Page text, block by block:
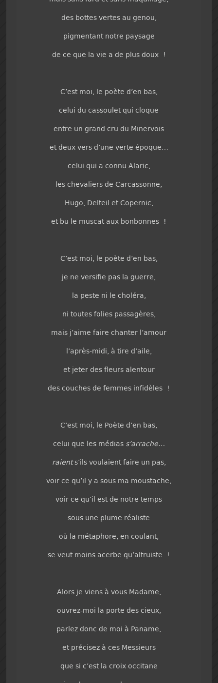
des bottes vertes au genou,
pigmentant notre paysage
de ce que la vie a de plus doux !
C’est moi, le poète d’en bas,
celui du cassoulet qui cloque
entre un grand cru du Minervois
et deux vers d’une verte époque…
celui qui a connu Alaric,
les chevaliers de Carcassonne,
Hugo, Delteil et Copernic,
et bu le muscat aux bonbonnes !
C’est moi, le poète d’en bas,
je ne versifie pas la guerre,
la peste ni le choléra,
ni toutes folies passagères,
mais j’aime faire chanter l’amour
l’après-midi, à tire d’aile,
et jeter des fleurs alentour
des couches de femmes infidèles !
C’est moi, le Poète d’en bas,
celui que les médias s’arrache…
raients’ils voulaient faire un pas,
voir ce qu’il y a sous ma moustache,
voir ce qu’il est de notre temps
sous une plume réaliste
où la métaphore, en coulant,
se veut moins acerbe qu’altruiste !
Alors je viens à vous Madame,
ouvrez-moi la porte des cieux,
parlez donc de moi à Paname,
et précisez à ces Messieurs
que si c’est la croix occitane